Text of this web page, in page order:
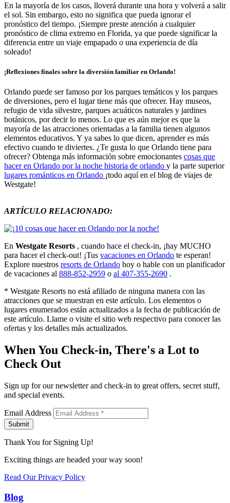
En la mayoría de los casos, lloverá durante una hora y volverá a salir
el sol. Sin embargo, esto no significa que pueda ignorar el
pronóstico del tiempo. ¡Siempre preste atención a cualquier
pronóstico de clima extremo en Florida, ya que puede significar la
diferencia entre un viaje empapado o una experiencia de día
soleado!
¡Reflexiones finales sobre la diversión familiar en Orlando!
Orlando puede ser famoso por los parques temáticos y los parques
de diversiones, pero el lugar tiene más que ofrecer. Hay museos,
refugio de vida silvestre, parques acuáticos naturales y jardines
botánicos, por decir lo menos. Lo que es aún mejor es que la
mayoría de las atracciones orientadas a la familia tienen algunos
elementos educativos. Y ya sabes lo que dicen, aprender es más
efectivo cuando te diviertes. ¿Te gusta lo que Orlando tiene para
ofrecer? Obtenga más información sobre emocionantes cosas que
hacer en Orlando por la noche historia de orlando y la parte superior
lugares románticos en Orlando ¡todo aquí en el blog de viajes de
Westgate!
ARTÍCULO RELACIONADO:
En Westgate Resorts , cuando hace el check-in, ¡hay MUCHO
para hacer el check-out! ¡Tus vacaciones en Orlando te esperan!
Explore nuestros resorts de Orlando hoy o hable con un planificador
de vacaciones al 888-852-2959 o al 407-355-2690 .
* Westgate Resorts no está afiliado de ninguna manera con las
atracciones que se muestran en este artículo. Los elementos o
lugares enumerados están actualizados a la fecha de publicación de
este artículo. Llame o visite el sitio web respectivo para conocer las
ofertas y los detalles más actualizados.
When You Check-in, There's a Lot to
Check Out
Sign up for our newsletter and check-in to great offers, secret stuff,
and special events.
Email Address
Submit
Thank You for Signing Up!
Exciting things are headed your way soon!
Read Our Privacy Policy
Blog